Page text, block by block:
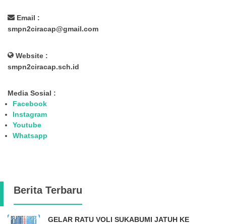
Email :
smpn2ciracap@gmail.com
Website :
smpn2ciracap.sch.id
Media Sosial :
Facebook
Instagram
Youtube
Whatsapp
Berita Terbaru
GELAR RATU VOLI SUKABUMI JATUH KE